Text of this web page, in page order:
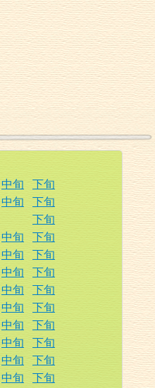
中旬
下旬
中旬
下旬
下旬
中旬
下旬
中旬
下旬
中旬
下旬
中旬
下旬
中旬
下旬
中旬
下旬
中旬
下旬
中旬
下旬
中旬 下旬